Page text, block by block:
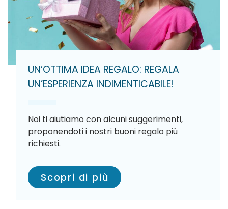
UN’OTTIMA IDEA REGALO: REGALA
UN’ESPERIENZA INDIMENTICABILE!
Noi ti aiutiamo con alcuni suggerimenti,
proponendoti i nostri buoni regalo più
richiesti.
Scopri di più